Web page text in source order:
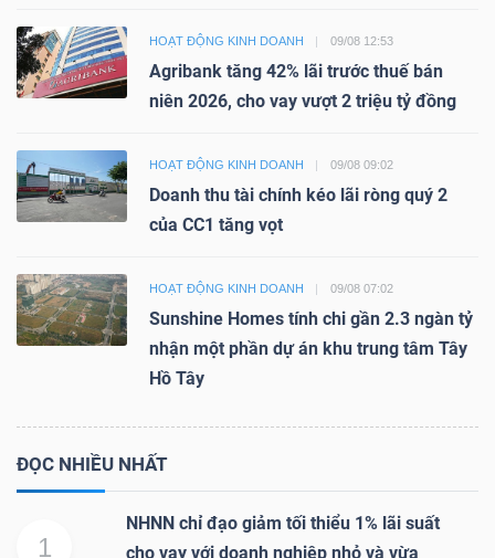
HOẠT ĐỘNG KINH DOANH 09/08 12:53
Agribank tăng 42% lãi trước thuế bán
niên 2026, cho vay vượt 2 triệu tỷ đồng
HOẠT ĐỘNG KINH DOANH 09/08 09:02
Doanh thu tài chính kéo lãi ròng quý 2
của CC1 tăng vọt
HOẠT ĐỘNG KINH DOANH 09/08 07:02
Sunshine Homes tính chi gần 2.3 ngàn tỷ
nhận một phần dự án khu trung tâm Tây
Hồ Tây
ĐỌC NHIỀU NHẤT
1
NHNN chỉ đạo giảm tối thiểu 1% lãi suất
cho vay với doanh nghiệp nhỏ và vừa